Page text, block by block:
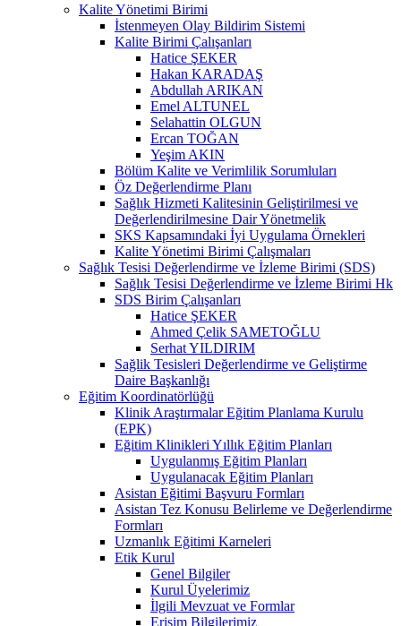
Kalite Yönetimi Birimi
İstenmeyen Olay Bildirim Sistemi
Kalite Birimi Çalışanları
Hatice ŞEKER
Hakan KARADAŞ
Abdullah ARIKAN
Emel ALTUNEL
Selahattin OLGUN
Ercan TOĞAN
Yeşim AKIN
Bölüm Kalite ve Verimlilik Sorumluları
Öz Değerlendirme Planı
Sağlık Hizmeti Kalitesinin Geliştirilmesi ve
Değerlendirilmesine Dair Yönetmelik
SKS Kapsamındaki İyi Uygulama Örnekleri
Kalite Yönetimi Birimi Çalışmaları
Sağlık Tesisi Değerlendirme ve İzleme Birimi (SDS)
Sağlık Tesisi Değerlendirme ve İzleme Birimi Hk
SDS Birim Çalışanları
Hatice ŞEKER
Ahmed Çelik SAMETOĞLU
Serhat YILDIRIM
Sağlik Tesisleri Değerlendirme ve Geliştirme
Daire Başkanlığı
Eğitim Koordinatörlüğü
Klinik Araştırmalar Eğitim Planlama Kurulu
(EPK)
Eğitim Klinikleri Yıllık Eğitim Planları
Uygulanmış Eğitim Planları
Uygulanacak Eğitim Planları
Asistan Eğitimi Başvuru Formları
Asistan Tez Konusu Belirleme ve Değerlendirme
Formları
Uzmanlık Eğitimi Karneleri
Etik Kurul
Genel Bilgiler
Kurul Üyelerimiz
İlgili Mevzuat ve Formlar
Erişim Bilgilerimiz